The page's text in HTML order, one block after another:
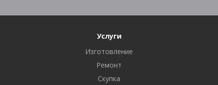
Услуги
Изготовление
Ремонт
Скупка